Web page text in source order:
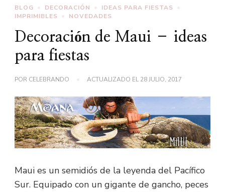
BLOG DECORACIÓN
IDEAS PARA FIESTAS
IMPRIMIBLES
NOVEDADES
Decoración de Maui – ideas
para fiestas
POR CELEBRANDO ACTUALIZADO EL28 JULIO, 2017
Maui es un semidiós de la leyenda del Pacífico
Sur. Equipado con un gigante de gancho, peces